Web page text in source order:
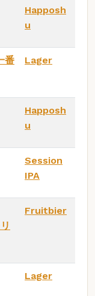
Happosh
u
番
Lager
Happosh
u
Session
IPA
Fruitbier
Lager